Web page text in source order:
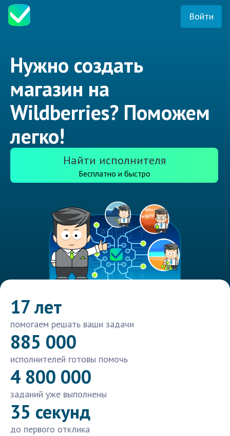
Войти
Нужно создать
магазин на
Wildberries? Поможем
легко!
Найти исполнителя
Бесплатно и быстро
17 лет
помогаем решать ваши задачи
885 000
исполнителей готовы помочь
4 800 000
заданий уже выполнены
35 секунд
до первого отклика